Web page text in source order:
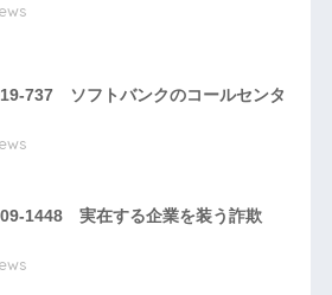
737 ソフトバンクのコールセンタ
1448 実在する企業を装う詐欺